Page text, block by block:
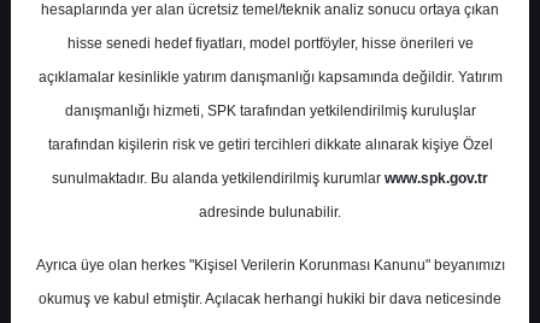
SAHOL- HACI ÖMER SABANCI
HOLDİNG A.Ş.
Hedef Fiyat 160.30 ₺
Getiri
%0.00
0
Get.
5
Salı, 14 Ocak 2025
hesaplarında yer alan ücretsiz temel/teknik analiz sonucu ortaya çıkan
hisse senedi hedef fiyatları, model portföyler, hisse önerileri ve
açıklamalar kesinlikle yatırım danışmanlığı kapsamında değildir. Yatırım
danışmanlığı hizmeti, SPK tarafından yetkilendirilmiş kuruluşlar
tarafından kişilerin risk ve getiri tercihleri dikkate alınarak kişiye Özel
sunulmaktadır. Bu alanda yetkilendirilmiş kurumlar www.spk.gov.tr
adresinde bulunabilir.
Ayrıca üye olan herkes "Kişisel Verilerin Korunması Kanunu" beyanımızı
okumuş ve kabul etmiştir. Açılacak herhangi hukiki bir dava neticesinde